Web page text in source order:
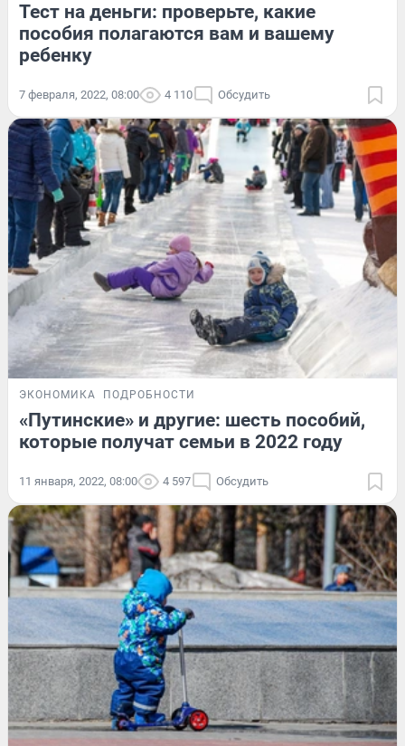
Тест на деньги: проверьте, какие
пособия полагаются вам и вашему
ребенку
7 февраля, 2022, 08:00 4 110 Обсудить
ЭКОНОМИКА ПОДРОБНОСТИ
«Путинские» и другие: шесть пособий,
которые получат семьи в 2022 году
11 января, 2022, 08:00 4 597 Обсудить